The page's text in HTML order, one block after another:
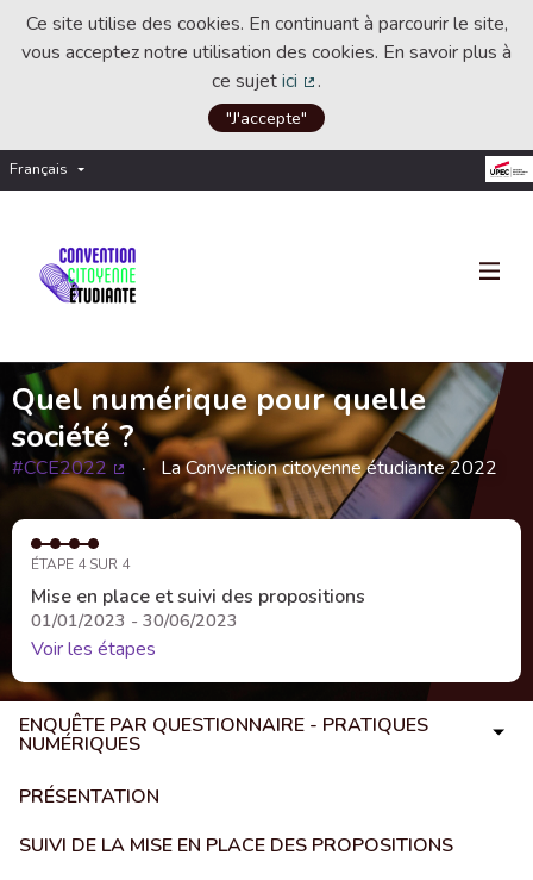
Ce site utilise des cookies. En continuant à parcourir le site,
vous acceptez notre utilisation des cookies. En savoir plus à
ce sujetici
(Lien externe)
.
"J'accepte"
Français Choisir la langue
Quel numérique pour quelle
société ?
#CCE2022
(Lien externe)
La Convention citoyenne étudiante 2022
ÉTAPE 4 SUR 4
Mise en place et suivi des propositions
01/01/2023 - 30/06/2023
Voir les étapes
ENQUÊTE PAR QUESTIONNAIRE - PRATIQUES
NUMÉRIQUES
PRÉSENTATION
SUIVI DE LA MISE EN PLACE DES PROPOSITIONS